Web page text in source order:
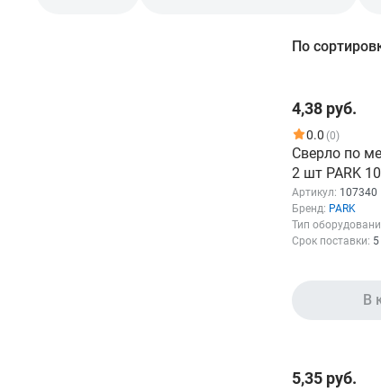
По
4,38 руб.
0.0 (0)
Сверло по
2 шт PARK
Артикул: 107340
Бренд: PARK
Тип
Срок поставки:
В
5,35 руб.